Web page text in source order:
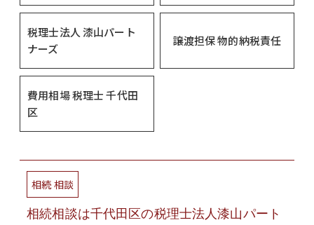
税理士法人 漆山パート
ナーズ
譲渡担保 物的納税責任
費用相場 税理士 千代田
区
相続 相談
相続相談は千代田区の税理士法人漆山パート